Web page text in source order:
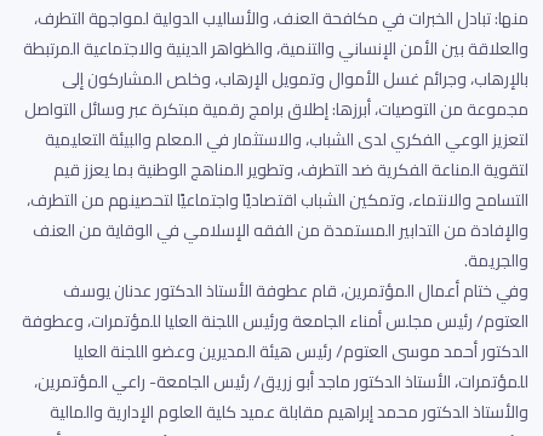
منها: تبادل الخبرات في مكافحة العنف، والأساليب الدولية لمواجهة التطرف،
والعلاقة بين الأمن الإنساني والتنمية، والظواهر الدينية والاجتماعية المرتبطة
بالإرهاب، وجرائم غسل الأموال وتمويل الإرهاب، وخلص المشاركون إلى
مجموعة من التوصيات، أبرزها: إطلاق برامج رقمية مبتكرة عبر وسائل التواصل
لتعزيز الوعي الفكري لدى الشباب، والاستثمار في المعلم والبيئة التعليمية
لتقوية المناعة الفكرية ضد التطرف، وتطوير المناهج الوطنية بما يعزز قيم
التسامح والانتماء، وتمكين الشباب اقتصاديًا واجتماعيًا لتحصينهم من التطرف،
والإفادة من التدابير المستمدة من الفقه الإسلامي في الوقاية من العنف
والجريمة.
وفي ختام أعمال المؤتمرين، قام عطوفة الأستاذ الدكتور عدنان يوسف
العتوم/ رئيس مجلس أمناء الجامعة ورئيس اللجنة العليا للمؤتمرات، وعطوفة
الدكتور أحمد موسى العتوم/ رئيس هيئة المديرين وعضو اللجنة العليا
للمؤتمرات، الأستاذ الدكتور ماجد أبو زريق/ رئيس الجامعة- راعي المؤتمرين،
والأستاذ الدكتور محمد إبراهيم مقابلة عميد كلية العلوم الإدارية والمالية